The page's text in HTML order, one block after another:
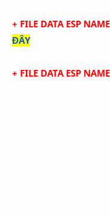
+ FILE DATA ESP
ĐÂY
+ FILE DATA ESP